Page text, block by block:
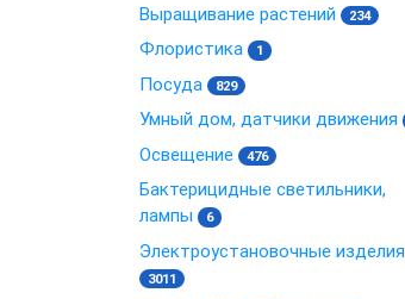
Выращивание растений 234
Флористика 1
Посуда 829
Умный дом, датчики движения
Освещение 476
Бактерицидные светильники,
лампы
6
Электроустановочные изделия
3011